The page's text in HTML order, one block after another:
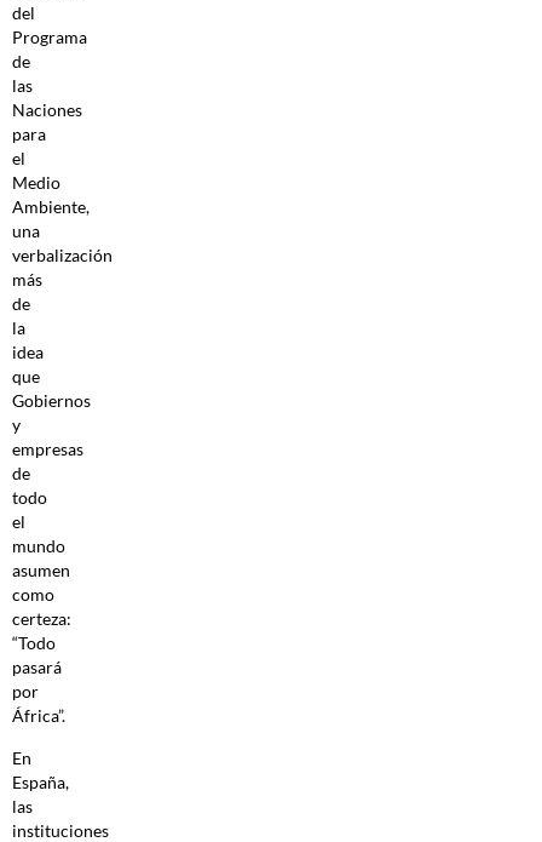
del
Programa
de
las
Naciones
para
el
Medio
Ambiente,
una
verbalización
más
de
la
idea
que
Gobiernos
y
empresas
de
todo
el
mundo
asumen
como
certeza:
“Todo
pasará
por
África”.
En
España,
las
instituciones